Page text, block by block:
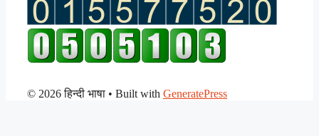
© 2026 हिन्दी भाषा • Built with GeneratePress